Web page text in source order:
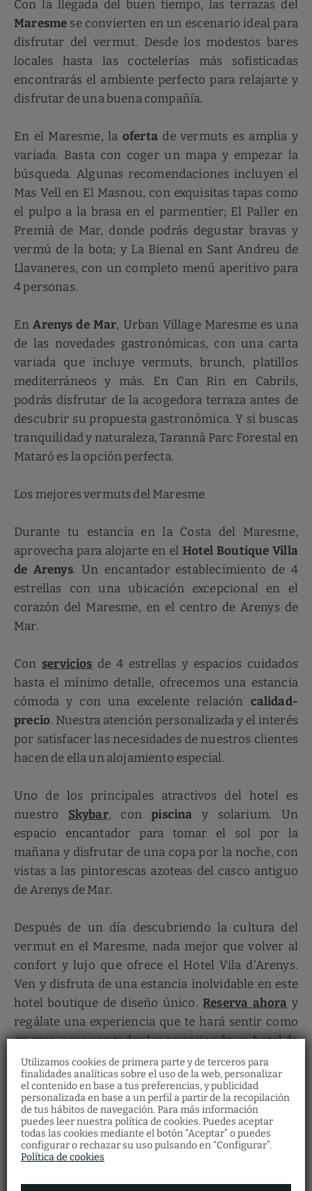
Utilizamos cookies de primera parte y de terceros para
finalidades analíticas sobre el uso de la web, personalizar
el contenido en base a tus preferencias, y publicidad
personalizada en base a un perfil a partir de la recopilación
de tus hábitos de navegación. Para más información
puedes leer nuestra política de cookies. Puedes aceptar
todas las cookies mediante el botón “Aceptar” o puedes
configurar o rechazar su uso pulsando en “Configurar”.
Política de cookies
Con la llegada del buen tiempo, las terrazas del
Maresme se convierten en un escenario ideal para
disfrutar del vermut. Desde los modestos bares
locales hasta las coctelerías más sofisticadas
encontrarás el ambiente perfecto para relajarte y
disfrutar de una buena compañía.
En el Maresme, la ofertade vermuts es amplia y
variada. Basta con coger un mapa y empezar la
búsqueda. Algunas recomendaciones incluyen el
Mas Vell en El Masnou, con exquisitas tapas como
el pulpo a la brasa en el parmentier; El Paller en
Premià de Mar, donde podrás degustar bravas y
vermú de la bota; y La Bienal en Sant Andreu de
Llavaneres, con un completo menú aperitivo para
4 personas.
EnArenys de Mar, Urban Village Maresme es una
de las novedades gastronómicas, con una carta
variada que incluye vermuts, brunch, platillos
mediterráneos y más. En Can Rin en Cabrils,
podrás disfrutar de la acogedora terraza antes de
descubrir su propuesta gastronómica. Y si buscas
tranquilidad y naturaleza, Tarannà Parc Forestal en
Mataró es la opción perfecta.
Los mejores vermuts del Maresme
Durante tu estancia en la Costa del Maresme,
aprovecha para alojarte en el Hotel Boutique Villa
de Arenys. Un encantador establecimiento de 4
estrellas con una ubicación excepcional en el
corazón del Maresme, en el centro de Arenys de
Mar.
Con servicios de 4 estrellas y espacios cuidados
hasta el mínimo detalle, ofrecemos una estancia
cómoda y con una excelente relación calidad-
precio. Nuestra atención personalizada y el interés
por satisfacer las necesidades de nuestros clientes
hacen de ella un alojamiento especial.
Uno de los principales atractivos del hotel es
nuestro Skybar, conpiscina y solarium. Un
espacio encantador para tomar el sol por la
mañana y disfrutar de una copa por la noche, con
vistas a las pintorescas azoteas del casco antiguo
de Arenys de Mar.
Después de un día descubriendo la cultura del
vermut en el Maresme, nada mejor que volver al
confort y lujo que ofrece el Hotel Vila d'Arenys.
Ven y disfruta de una estancia inolvidable en este
hotel boutique de diseño único.Reserva ahora y
regálate una experiencia que te hará sentir como
en casa, pero con todos los servicios de un hotel de
primer nivel.
RESERVAR
Restaurante
Haz tu reserva en el restaurante
cumplimentando el formulario.
RESERVAR AHORA
Bonos regalo
Descubre nuestros bonos regalo y ofrece a
tus seres queridos multitud de experiencias